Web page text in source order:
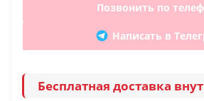
Позвонить по
Написать в
Бесплатная доставка